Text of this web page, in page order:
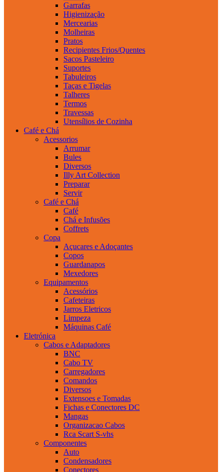
Garrafas
Higienização
Mercearias
Molheiras
Pratos
Recipientes Frios/Quentes
Sacos Pasteleiro
Suportes
Tabuleiros
Taças e Tigelas
Talheres
Termos
Travessas
Utensílios de Cozinha
Café e Chá
Acessorios
Arrumar
Bules
Diversos
Illy Art Collection
Preparar
Servir
Café e Chá
Café
Chá e Infusões
Coffrets
Copa
Açucares e Adoçantes
Copos
Guardanapos
Mexedores
Equipamentos
Acessórios
Cafeteiras
Jarros Eletricos
Limpeza
Máquinas Café
Eletrónica
Cabos e Adaptadores
BNC
Cabo TV
Carregadores
Comandos
Diversos
Extensoes e Tomadas
Fichas e Conectores DC
Mangas
Organizacao Cabos
Rca Scart S-vhs
Componentes
Auto
Condensadores
Conectores